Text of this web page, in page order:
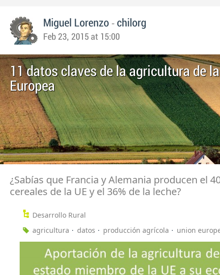
Miguel Lorenzo - chilorg
Feb 23, 2015 at 15:00
11 datos claves de la agricultura de
Europea
¿Sabías que Francia y Alemania producen el
cereales de la UE y el 36% de la leche?
Desarrollo Rural
agricultura
datos producción agrícola union